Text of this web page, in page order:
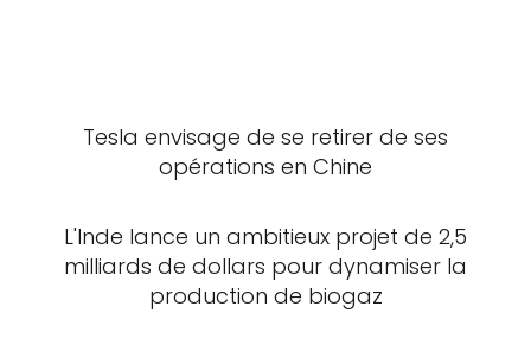
Tesla envisage de se retirer de ses
opérations en Chine
L'Inde lance un ambitieux projet de 2,5
milliards de dollars pour dynamiser la
production de biogaz